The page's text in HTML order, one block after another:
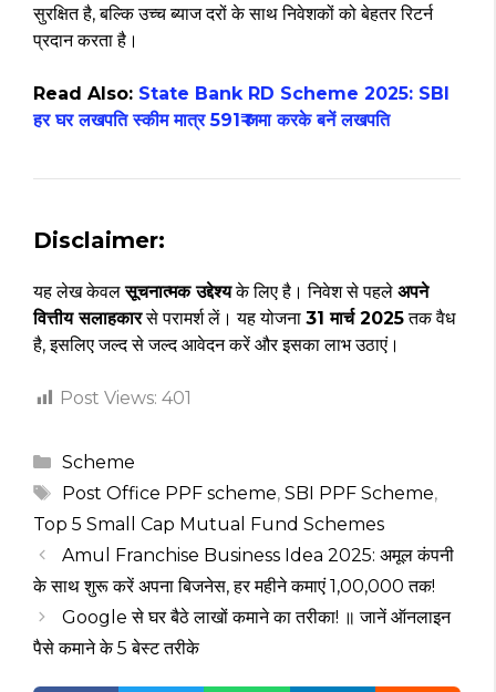
सुरक्षित है, बल्कि उच्च ब्याज दरों के साथ निवेशकों को बेहतर रिटर्न
प्रदान करता है।
Read Also: State Bank RD Scheme 2025: SBI
हर घर लखपति स्कीम मात्र 591₹ जमा करके बनें लखपति
Disclaimer:
यह लेख केवलसूचनात्मक उद्देश्यके लिए है। निवेश से पहले अपने
वित्तीय सलाहकारसे परामर्श लें। यह योजना 31 मार्च 2025तक वैध
है, इसलिए जल्द से जल्द आवेदन करें और इसका लाभ उठाएं।
Post Views: 401
Categories
Scheme
Tags
Post Office PPF scheme, SBI PPF Scheme,
Top 5 Small Cap Mutual Fund Schemes
Amul Franchise Business Idea 2025: अमूल कंपनी
के साथ शुरू करें अपना बिजनेस, हर महीने कमाएं ₹1,00,000 तक!
Google से घर बैठे लाखों कमाने का तरीका! ॥ जानें ऑनलाइन
पैसे कमाने के 5 बेस्ट तरीके